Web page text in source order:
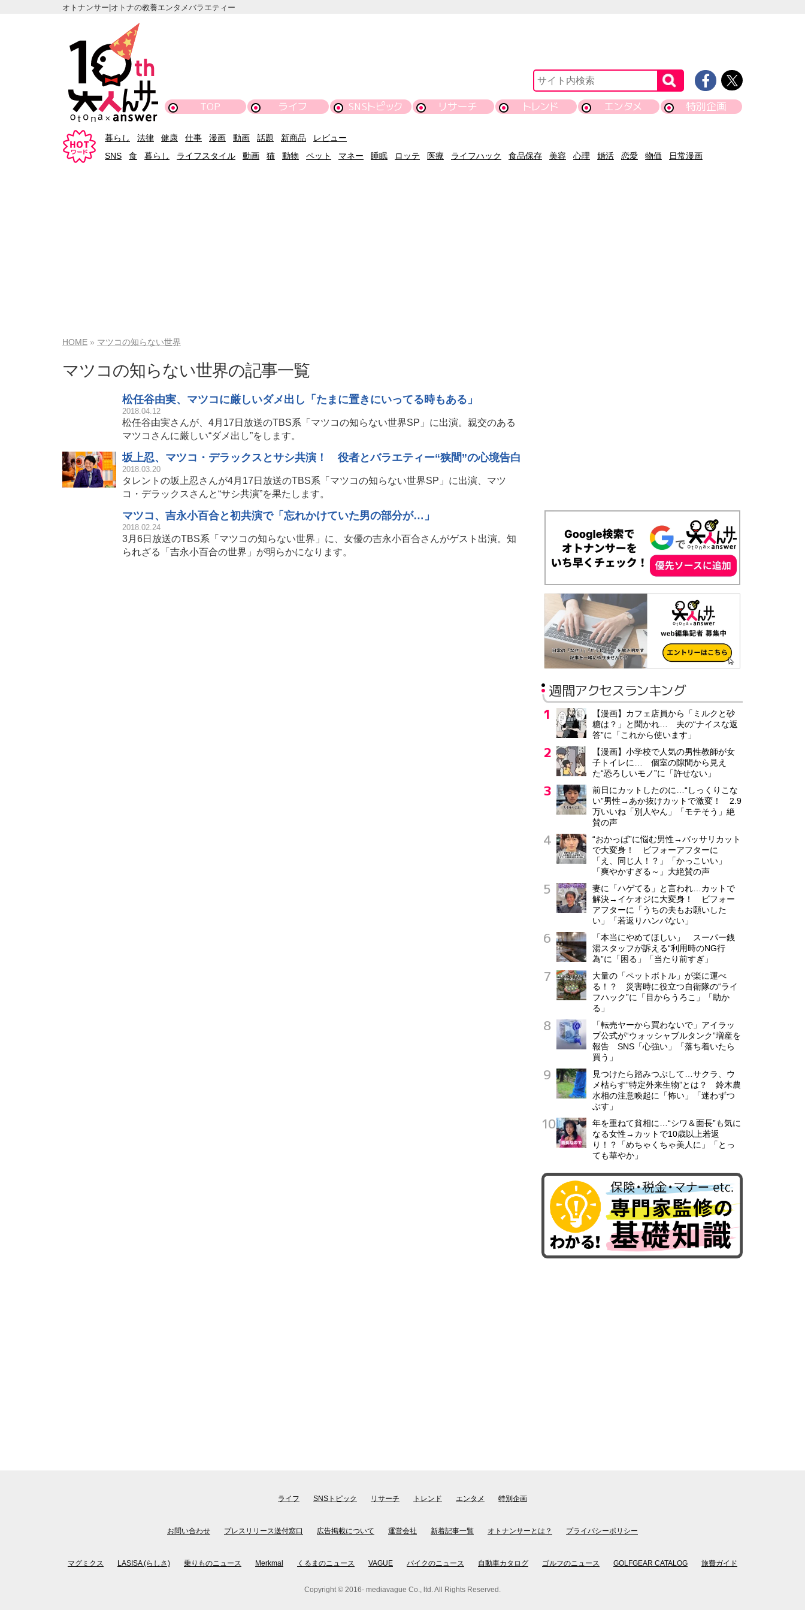
オトナンサー|オトナの教養エンタメバラエティー
TOP ライフ SNSトピック リサーチ トレンド エンタメ 特別企画
暮らし 法律 健康 仕事 漫画 動画 話題 新商品
レビュー
SNS
食 暮らし ライフスタイル 動画 猫 動物 ペット マネー 睡眠 ロッテ 医療 ライフハック 食品保存 美容 心理 婚活 恋愛 物価 日常漫画
HOME マツコの知らない世界
マツコの知らない世界の記事一覧
松任谷由実、マツコに厳しいダメ出し「たまに置きにいってる時もある」
2018.04.12
松任谷由実さんが、4月17日放送のTBS系「マツコの知らない世界SP」に出演。親交のある
マツコさんに厳しい“ダメ出し”をします。
坂上忍、マツコ・デラックスとサシ共演！ 役者とバラエティー“狭間”の心境告白
2018.03.20
タレントの坂上忍さんが4月17日放送のTBS系「マツコの知らない世界SP」に出演、マツ
コ・デラックスさんと“サシ共演”を果たします。
マツコ、吉永小百合と初共演で「忘れかけていた男の部分が…」
2018.02.24
3月6日放送のTBS系「マツコの知らない世界」に、女優の吉永小百合さんがゲスト出演。知
られざる「吉永小百合の世界」が明らかになります。
週間アクセスランキング
【漫画】カフェ店員から「ミルクと砂
糖は？」と聞かれ… 夫の“ナイスな返
答”に「これから使います」
【漫画】小学校で人気の男性教師が女
子トイレに… 個室の隙間から見え
た“恐ろしいモノ”に「許せない」
前日にカットしたのに…“しっくりこな
い”男性→あか抜けカットで激変！ 2.9
万いいね「別人やん」「モテそう」絶
賛の声
“おかっぱ”に悩む男性→バッサリカット
で大変身！ ビフォーアフターに
「え、同じ人！？」「かっこいい」
「爽やかすぎる～」大絶賛の声
妻に「ハゲてる」と言われ…カットで
解決→イケオジに大変身！ ビフォー
アフターに「うちの夫もお願いした
い」「若返りハンパない」
「本当にやめてほしい」 スーパー銭
湯スタッフが訴える“利用時のNG行
為”に「困る」「当たり前すぎ」
大量の「ペットボトル」が楽に運べ
る！？ 災害時に役立つ自衛隊の“ライ
フハック”に「目からうろこ」「助か
る」
「転売ヤーから買わないで」アイラッ
プ公式が“ウォッシャブルタンク”増産を
報告 SNS「心強い」「落ち着いたら
買う」
見つけたら踏みつぶして…サクラ、ウ
メ枯らす“特定外来生物”とは？ 鈴木農
水相の注意喚起に「怖い」「迷わずつ
ぶす」
年を重ねて貧相に…“シワ＆面長”も気に
なる女性→カットで10歳以上若返
り！？「めちゃくちゃ美人に」「とっ
ても華やか」
ライフ SNSトピック リサーチ トレンド エンタメ 特別企画
お問い合わせ プレスリリース送付窓口 広告掲載について 運営会社 新着記事一覧 オトナンサーとは？ プライバシーポリシー
マグミクス LASISA (らしさ) 乗りものニュース Merkmal くるまのニュース VAGUE バイクのニュース 自動車カタログ ゴルフのニュース GOLFGEAR CATALOG 旅費ガイド
Copyright © 2016- mediavague Co., ltd. All Rights Reserved.